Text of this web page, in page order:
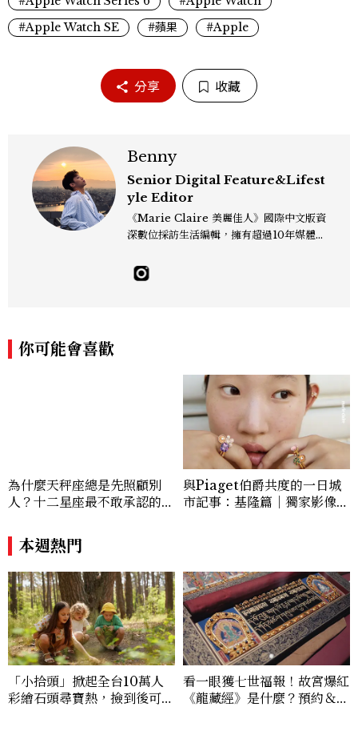
#Apple Watch SE
#蘋果 #Apple
分享 收藏
Benny
Senior Digital Feature&Lifest
yle Editor
《Marie Claire 美麗佳人》國際中文版資
深數位採訪生活編輯，擁有超過10年媒體與
飯店、奢華旅宿、旅遊景點、航空等領域，
另涉獵3C家電、居家生活範疇，具備實測
pella、Mandarin Oriental、JOAL
I、Raffles、Banyan Tree、IHG、Ma
rriott等頂級飯店集團。 策劃並執行超過7
0篇深度專題「MC開房間」、260 篇以上
「玩咖懶人包」盤點類文章，致力用專業視
角提供讀者最新話題、兼具風格與實用的高
品質生活旅遊靈感內容。 Contact：ben
ny_yang@mctw.com.tw
你可能會喜歡
為什麼天秤座總是先照顧別
人？十二星座最不敢承認的一
差，回家之後想很久
與Piaget伯爵共度的一日城
市記事：基隆篇｜獨家影像故
本週熱門
「小拾頭」掀起全台10萬人
彩繪石頭尋寶熱，撿到後可以
看一眼獲七世福報！故宮爆紅
《龍藏經》是什麼？預約＆參